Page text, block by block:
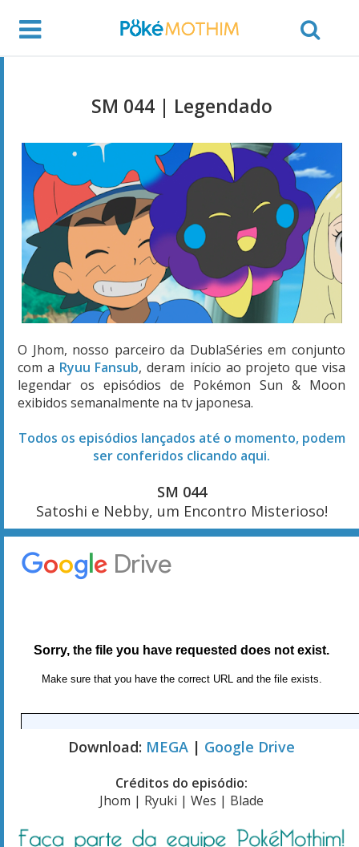
SM 044 | Legendado
O Jhom, nosso parceiro da DublaSéries em conjunto
com a Ryuu Fansub, deram início ao projeto que visa
legendar os episódios de Pokémon Sun & Moon
exibidos semanalmente na tv japonesa.
Todos os episódios lançados até o momento, podem
ser conferidos clicando aqui.
SM 044
Satoshi e Nebby, um Encontro Misterioso!
Download: MEGA | Google Drive
Créditos do episódio:
Jhom | Ryuki | Wes | Blade